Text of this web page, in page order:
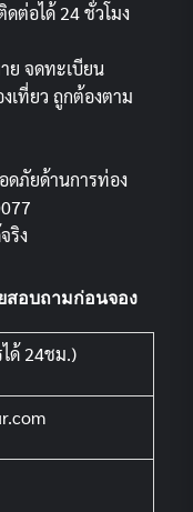
ต่อได้ 24 ชั่วโมง
ย จดทะเบียน
เที่ยว ถูกต้องตาม
ดภัยด้านการท่อง
ริง
สอบถามก่อนจอง
ด้ 24ชม.)